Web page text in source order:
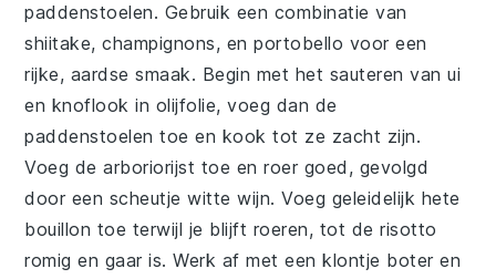
paddenstoelen. Gebruik een combinatie van
shiitake,champignons, enportobello voor een
rijke, aardse smaak. Begin met het sauteren vanui
en knoflook in olijfolie, voeg dan de
paddenstoelen toe en kook tot ze zacht zijn.
Voeg dearboriorijst toe en roer goed, gevolgd
door een scheutjewitte wijn. Voeg geleidelijk hete
bouillon toe terwijl je blijft roeren, tot de risotto
romig en gaar is. Werk af met een klontje boter en